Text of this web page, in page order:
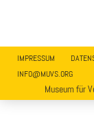
IMPRESSUM
INFO@MUVS.ORG
Museum für